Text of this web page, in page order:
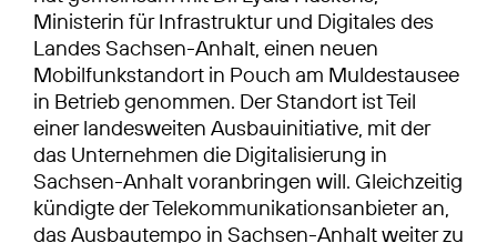
Ministerin für Infrastruktur und Digitales des
Landes Sachsen-Anhalt, einen neuen
Mobilfunkstandort in Pouch am Muldestausee
in Betrieb genommen. Der Standort ist Teil
einer landesweiten Ausbauinitiative, mit der
das Unternehmen die Digitalisierung in
Sachsen-Anhalt voranbringen will. Gleichzeitig
kündigte der Telekommunikationsanbieter an,
das Ausbautempo in Sachsen-Anhalt weiter zu